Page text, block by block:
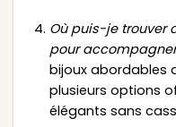
Où puis-je trouver
pour
bijoux abordables
plusieurs options
élégants sans